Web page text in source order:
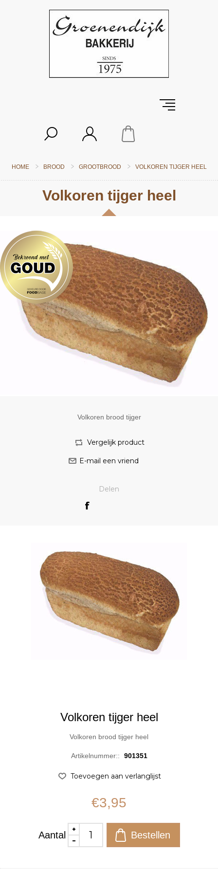
HOME BROOD GROOTBROOD VOLKOREN TIJGER HEEL
Volkoren tijger heel
Volkoren brood tijger
Delen
Volkoren tijger heel
Volkoren brood tijger heel
Artikelnummer:: 901351
€3,95
Aantal